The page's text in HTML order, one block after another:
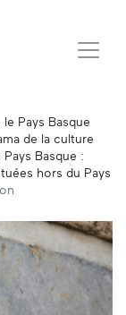
le Pays Basque
de la culture
Basque :
hors du Pays